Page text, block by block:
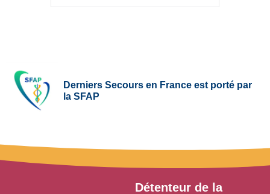
Derniers Secours en France est porté par
la SFAP
Détenteur de la